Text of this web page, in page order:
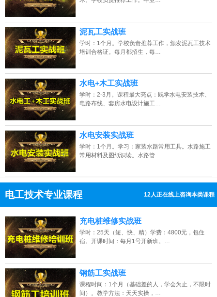
泥瓦工实战班
学时：1个月。学校负责推荐工作，颁发泥瓦工技术
培训合格证。每月都招生，每…
水电+木工实战班
学时：2-3月。课程最大亮点：既学水电安装技术、
电路布线、套房水电设计施工…
水电安装实战班
学时：1个月。学习：家装水路常用工具。水路施工
常用材料及图纸识读。水路管…
电工技术专业课程 12人正在线上咨询本类课程
点击免费咨询电话：13807313137
充电桩维修实战班
学时：25天（短、快、精）学费：4800元，包住
宿。开课时间：每月1号开新班。…
钢筋工实战班
课程时间：1个月（基础差的人，学会为止，不限时
间）。教学方法：天天实操，…